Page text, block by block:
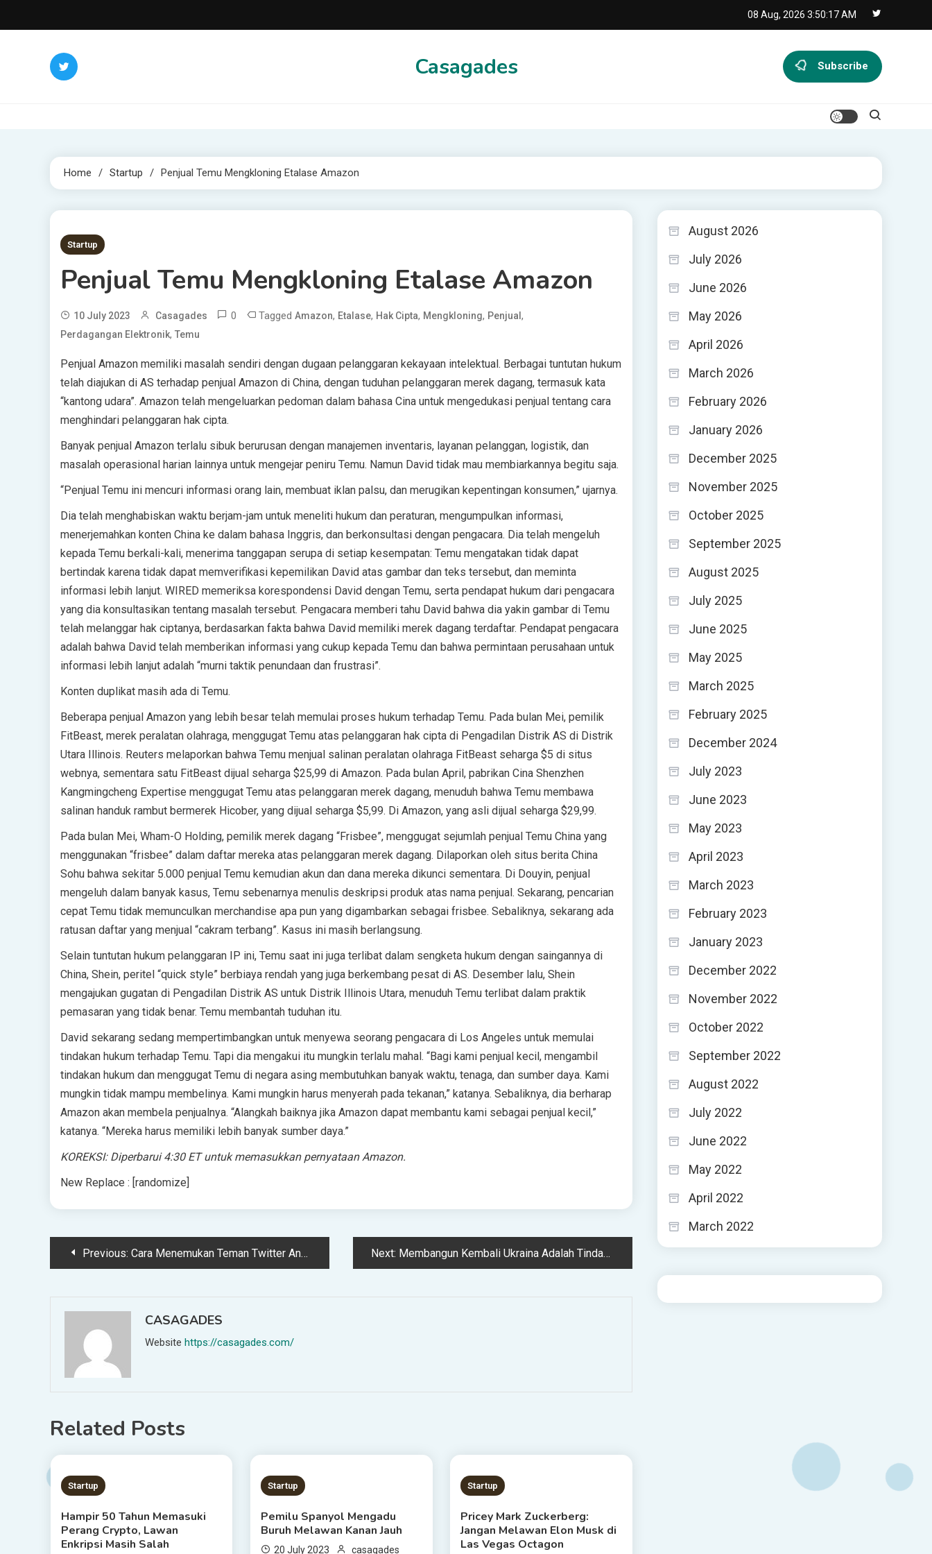
to
08 Aug, 2026 3:50:18 AM
Casagades Subscribe
Home Startup Penjual Temu Mengkloning Etalase Amazon
3 MINS READ
Startup
Penjual Temu Mengkloning Etalase Amazon
10 July 2023 Casagades 0 Tagged Amazon, Etalase, Hak Cipta, Mengkloning, Penjual ,
Perdagangan Elektronik, Temu
Penjual Amazon memiliki masalah sendiri dengan dugaan pelanggaran kekayaan intelektual. Berbagai tuntutan hukum
telah diajukan di AS terhadap penjual Amazon di China, dengan tuduhan pelanggaran merek dagang, termasuk kata
“kantong udara”. Amazon telah mengeluarkan pedoman dalam bahasa Cina untuk mengedukasi penjual tentang cara
menghindari pelanggaran hak cipta.
Banyak penjual Amazon terlalu sibuk berurusan dengan manajemen inventaris, layanan pelanggan, logistik, dan
masalah operasional harian lainnya untuk mengejar peniru Temu. Namun David tidak mau membiarkannya begitu saja.
“Penjual Temu ini mencuri informasi orang lain, membuat iklan palsu, dan merugikan kepentingan konsumen,” ujarnya.
Dia telah menghabiskan waktu berjam-jam untuk meneliti hukum dan peraturan, mengumpulkan informasi,
menerjemahkan konten China ke dalam bahasa Inggris, dan berkonsultasi dengan pengacara. Dia telah mengeluh
kepada Temu berkali-kali, menerima tanggapan serupa di setiap kesempatan: Temu mengatakan tidak dapat
bertindak karena tidak dapat memverifikasi kepemilikan David atas gambar dan teks tersebut, dan meminta
informasi lebih lanjut. WIRED memeriksa korespondensi David dengan Temu, serta pendapat hukum dari pengacara
yang dia konsultasikan tentang masalah tersebut. Pengacara memberi tahu David bahwa dia yakin gambar di Temu
telah melanggar hak ciptanya, berdasarkan fakta bahwa David memiliki merek dagang terdaftar. Pendapat pengacara
adalah bahwa David telah memberikan informasi yang cukup kepada Temu dan bahwa permintaan perusahaan untuk
informasi lebih lanjut adalah “murni taktik penundaan dan frustrasi”.
Konten duplikat masih ada di Temu.
Beberapa penjual Amazon yang lebih besar telah memulai proses hukum terhadap Temu. Pada bulan Mei, pemilik
FitBeast, merek peralatan olahraga, menggugat Temu atas pelanggaran hak cipta di Pengadilan Distrik AS di Distrik
Utara Illinois. Reuters melaporkan bahwa Temu menjual salinan peralatan olahraga FitBeast seharga $5 di situs
webnya, sementara satu FitBeast dijual seharga $25,99 di Amazon. Pada bulan April, pabrikan Cina Shenzhen
Kangmingcheng Expertise menggugat Temu atas pelanggaran merek dagang, menuduh bahwa Temu membawa
salinan handuk rambut bermerek Hicober, yang dijual seharga $5,99. Di Amazon, yang asli dijual seharga $29,99.
Pada bulan Mei, Wham-O Holding, pemilik merek dagang “Frisbee”, menggugat sejumlah penjual Temu China yang
menggunakan “frisbee” dalam daftar mereka atas pelanggaran merek dagang. Dilaporkan oleh situs berita China
Sohu bahwa sekitar 5.000 penjual Temu kemudian akun dan dana mereka dikunci sementara. Di Douyin, penjual
mengeluh dalam banyak kasus, Temu sebenarnya menulis deskripsi produk atas nama penjual. Sekarang, pencarian
cepat Temu tidak memunculkan merchandise apa pun yang digambarkan sebagai frisbee. Sebaliknya, sekarang ada
ratusan daftar yang menjual “cakram terbang”. Kasus ini masih berlangsung.
Selain tuntutan hukum pelanggaran IP ini, Temu saat ini juga terlibat dalam sengketa hukum dengan saingannya di
China, Shein, peritel “quick style” berbiaya rendah yang juga berkembang pesat di AS. Desember lalu, Shein
mengajukan gugatan di Pengadilan Distrik AS untuk Distrik Illinois Utara, menuduh Temu terlibat dalam praktik
pemasaran yang tidak benar. Temu membantah tuduhan itu.
David sekarang sedang mempertimbangkan untuk menyewa seorang pengacara di Los Angeles untuk memulai
tindakan hukum terhadap Temu. Tapi dia mengakui itu mungkin terlalu mahal. “Bagi kami penjual kecil, mengambil
tindakan hukum dan menggugat Temu di negara asing membutuhkan banyak waktu, tenaga, dan sumber daya. Kami
mungkin tidak mampu membelinya. Kami mungkin harus menyerah pada tekanan,” katanya. Sebaliknya, dia berharap
Amazon akan membela penjualnya. “Alangkah baiknya jika Amazon dapat membantu kami sebagai penjual kecil,”
katanya. “Mereka harus memiliki lebih banyak sumber daya.”
KOREKSI: Diperbarui 4:30 ET untuk memasukkan pernyataan Amazon.
New Replace : [randomize]
PostPrevious: Cara Menemukan Teman Twitter Anda di Utas Next: Membangun Kembali Ukraina Adalah Tindakan Perlawanan
CASAGADES
Website https://casagades.com/
Related Posts
3 MINS READ
Startup
Hampir 50 Tahun Memasuki
Perang Crypto, Lawan
Enkripsi Masih Salah
3 MINS READ
Startup
Pemilu Spanyol Mengadu
Buruh Melawan Kanan Jauh
20 July 2023 casagades
3 MINS READ
Startup
Pricey Mark Zuckerberg:
Jangan Melawan Elon Musk di
Las Vegas Octagon
August 2026
July 2026
June 2026
May 2026
April 2026
March 2026
February 2026
January 2026
December 2025
November 2025
October 2025
September 2025
August 2025
July 2025
June 2025
May 2025
March 2025
February 2025
December 2024
July 2023
June 2023
May 2023
April 2023
March 2023
February 2023
January 2023
December 2022
November 2022
October 2022
September 2022
August 2022
July 2022
June 2022
May 2022
April 2022
March 2022